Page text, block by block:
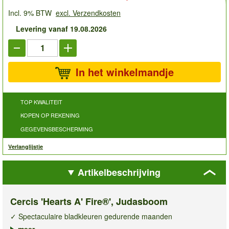
Incl. 9% BTW excl. Verzendkosten
Levering vanaf 19.08.2026
In het winkelmandje
TOP KWALITEIT
KOPEN OP REKENING
GEGEVENSBESCHERMING
Verlanglijstje
Artikelbeschrijving
Cercis 'Hearts A' Fire®', Judasboom
✓ Spectaculaire bladkleuren gedurende maanden
✓ Vroege, opvallende bloei vóór het blad uitloopt